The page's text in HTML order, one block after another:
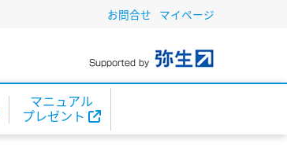
マイページ
お問合せ
マニュアル
プレゼント